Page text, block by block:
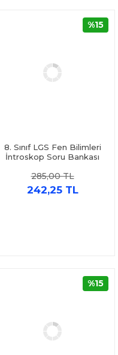
8. Sınıf LGS Fen Bilimleri
İntroskop Soru Bankası
285,00 TL
242,25 TL
%15
%15